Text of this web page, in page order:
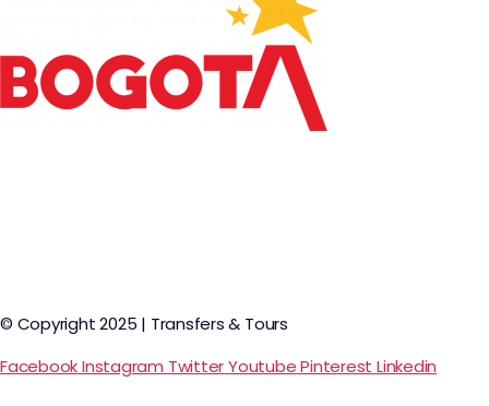
© Copyright 2025 | Transfers & Tours
FacebookInstagram TwitterYoutubePinterest Linkedin